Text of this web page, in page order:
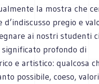
la mostra che
d’indiscusso pregio e
ai nostri studenti
significato profondo di
e artistico: qualcosa
possibile, coeso,